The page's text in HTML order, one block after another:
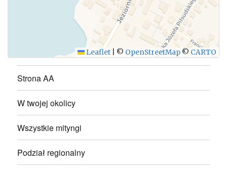
WYŚLIJ
Leaflet © OpenStreetMap © CARTO
Strona AA
W twojej okolicy
Wszystkie mityngi
Podział regionalny